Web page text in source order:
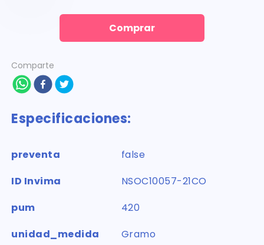
Comprar
Comparte
Especificaciones:
preventa
false
ID Invima
NSOC10057-21CO
pum
420
unidad_medida
Gramo